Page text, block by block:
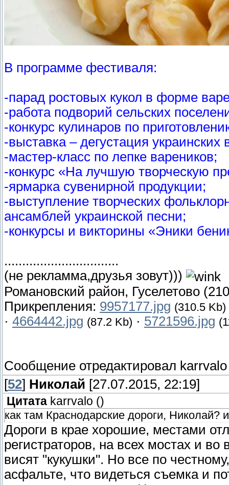
В программе фестиваля:
-парад ростовых кукол в форме
-работа подворий сельских
-конкурс кулинаров по
-выставка – дегустация
-мастер-класс по лепке вареников;
-конкурс «На лучшую творческую
-ярмарка сувенирной продукции;
-выступление творческих
ансамблей украинской песни;
-конкурсы и викторины «Эники
................................
(не рекламма,друзья зовут)))
Романовский район, Гуселетово
Прикрепления: 9957177.jpg (310.5 Kb)
· 4664442.jpg (87.2 Kb) · 5721596.jpg
Сообщение отредактировал karrvalo
[52] Николай [27.07.2015, 22:19]
Цитата karrvalo ()
как там Краснодарские дороги,
Дороги в крае хорошие, местами
регистраторов, на всех мостах и во
висят "кукушки". Но все по
асфальте, что видеться съемка и